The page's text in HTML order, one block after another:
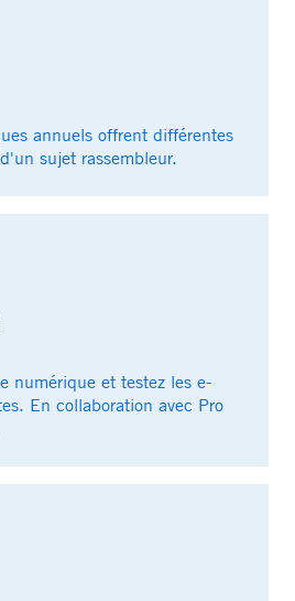
annuels offrent différentes
sujet rassembleur.
numérique et testez les e-
En collaboration avec Pro